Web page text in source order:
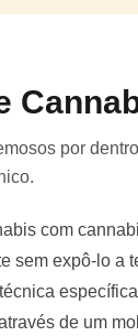
por
com
sem expô-lo a
de um